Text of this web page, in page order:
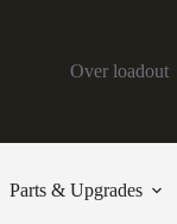
Over loadout
Parts & Upgrades